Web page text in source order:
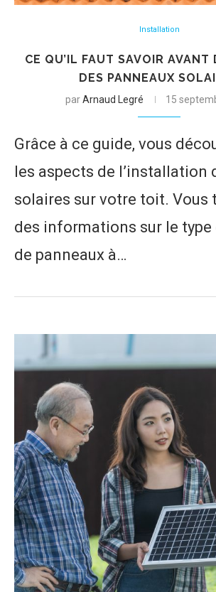
Installation
CE QU’IL FAUT SAVOIR AVANT
DES PANNEAUX
parArnaud Legré 15
Grâce à ce guide, vous
les aspects de l’installation
solaires sur votre toit. Vous
des informations sur le type
de panneaux à…